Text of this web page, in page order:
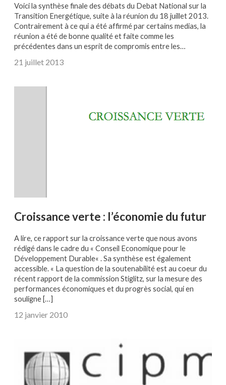
Voici la synthèse finale des débats du Debat National sur la
Transition Energétique, suite à la réunion du 18 juillet 2013.
Contrairement à ce qui a été affirmé par certains medias, la
réunion a été de bonne qualité et faite comme les
précédentes dans un esprit de compromis entre les…
21 juillet 2013
Croissance verte : l’économie du futur
A lire, ce rapport sur la croissance verte que nous avons
rédigé dans le cadre du « Conseil Economique pour le
Développement Durable« . Sa synthèse est également
accessible. « La question de la soutenabilité est au coeur du
récent rapport de la commission Stiglitz, sur la mesure des
performances économiques et du progrès social, qui en
souligne […]
12 janvier 2010